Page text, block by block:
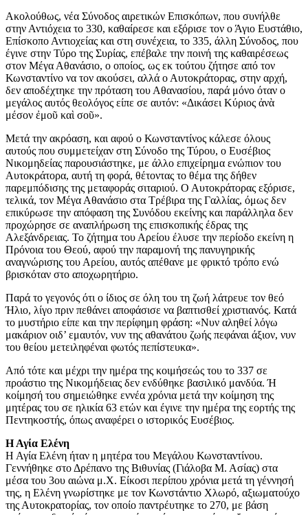
Ακολούθως, νέα Σύνοδος αιρετικών Επισκόπων, που συνήλθε
στην Αντιόχεια το 330, καθαίρεσε και εξόρισε τον ο Άγιο Ευστάθιο,
Επίσκοπο Αντιοχείας και στη συνέχεια, το 335, άλλη Σύνοδος, που
έγινε στην Τύρο της Συρίας, επέβαλε την ποινή της καθαιρέσεως
στον Μέγα Αθανάσιο, ο οποίος, ως εκ τούτου ζήτησε από τον
Κωνσταντίνο να τον ακούσει, αλλά ο Αυτοκράτορας, στην αρχή,
δεν αποδέχτηκε την πρόταση του Αθανασίου, παρά μόνο όταν ο
μεγάλος αυτός θεολόγος είπε σε αυτόν: «Δικάσει Κύριος ἀνὰ
μέσον ἐμοῦ καὶ σοῦ».
Μετά την ακρόαση, και αφού ο Κωνσταντίνος κάλεσε όλους
αυτούς που συμμετείχαν στη Σύνοδο της Τύρου, ο Ευσέβιος
Νικομηδείας παρουσιάστηκε, με άλλο επιχείρημα ενώπιον του
Αυτοκράτορα, αυτή τη φορά, θέτοντας το θέμα της δήθεν
παρεμπόδισης της μεταφοράς σιταριού. Ο Αυτοκράτορας εξόρισε,
τελικά, τον Μέγα Αθανάσιο στα Τρέβιρα της Γαλλίας, όμως δεν
επικύρωσε την απόφαση της Συνόδου εκείνης και παράλληλα δεν
προχώρησε σε αναπλήρωση της επισκοπικής έδρας της
Αλεξάνδρειας. Το ζήτημα του Αρείου έλυσε την περίοδο εκείνη η
Πρόνοια του Θεού, αφού την παραμονή της πανυγηρικής
αναγνώρισης του Αρείου, αυτός απέθανε με φρικτό τρόπο ενώ
βρισκόταν στο αποχωρητήριο.
Παρά το γεγονός ότι ο ίδιος σε όλη του τη ζωή λάτρευε τον θεό
Ήλιο, λίγο πριν πεθάνει αποφάσισε να βαπτισθεί χριστιανός. Κατά
το μυστήριο είπε και την περίφημη φράση: «Νυν αληθεί λόγω
μακάριον οιδ’ εμαυτόν, νυν της αθανάτου ζωής πεφάναι άξιον, νυν
του θείου μετειληφέναι φωτός πεπίστευκα».
Από τότε και μέχρι την ημέρα της κοιμήσεώς του το 337 σε
προάστιο της Νικομήδειας δεν ενδύθηκε βασιλικό μανδύα. Ή
κοίμησή του σημειώθηκε εννέα χρόνια μετά την κοίμηση της
μητέρας του σε ηλικία 63 ετών και έγινε την ημέρα της εορτής της
Πεντηκοστής, όπως αναφέρει ο ιστορικός Ευσέβιος.
Η Αγία Ελένη
Η Αγία Ελένη ήταν η μητέρα του Μεγάλου Κωνσταντίνου.
Γεννήθηκε στο Δρέπανο της Βιθυνίας (Γιάλοβα Μ. Ασίας) στα
μέσα του 3ου αιώνα μ.Χ. Είκοσι περίπου χρόνια μετά τη γέννησή
της, η Ελένη γνωρίστηκε με τον Κωνστάντιο Χλωρό, αξιωματούχο
της Αυτοκρατορίας, τον οποίο παντρέυτηκε το 270, με βάση